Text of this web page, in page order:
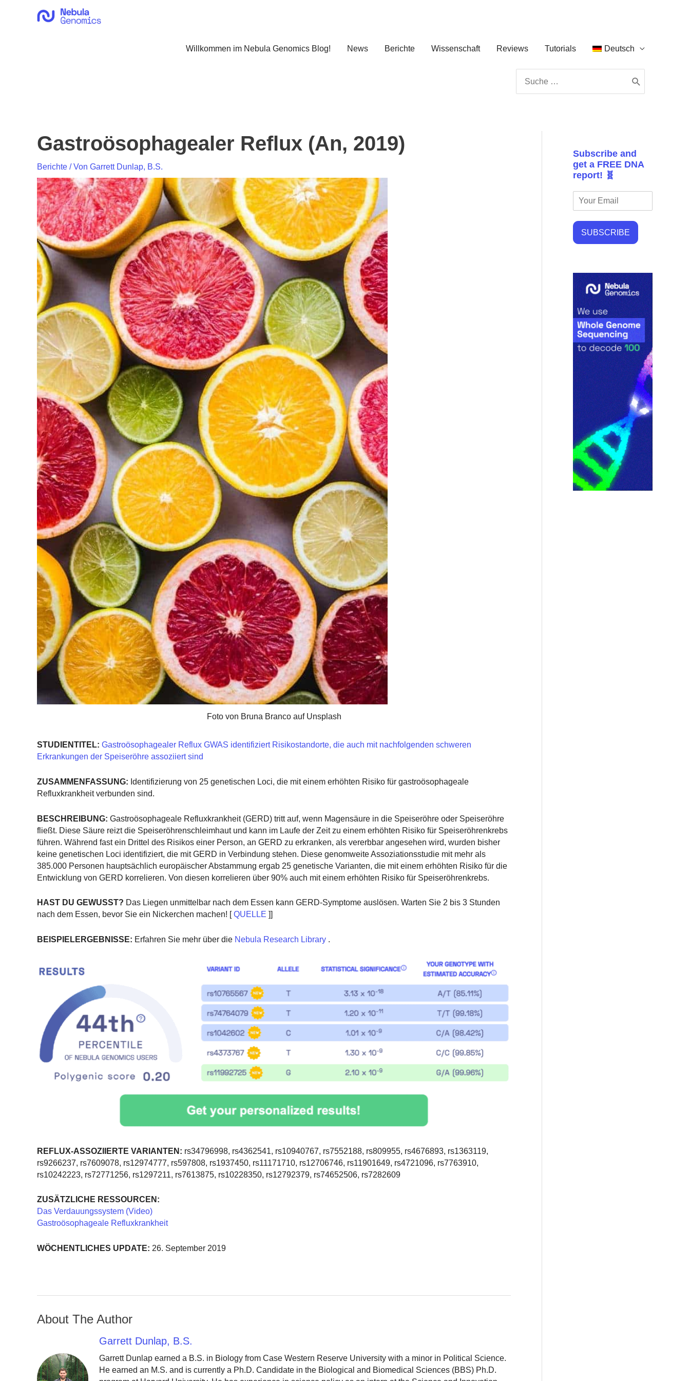
Willkommen im Nebula Genomics Blog! News Berichte Wissenschaft Reviews Tutorials Deutsch
for:
Gastroösophagealer Reflux (An, 2019)
Berichte / Von Garrett Dunlap, B.S.
Foto von Bruna Branco auf Unsplash
STUDIENTITEL: Gastroösophagealer Reflux GWAS identifiziert Risikostandorte, die auch mit nachfolgenden schweren
Erkrankungen der Speiseröhre assoziiert sind
ZUSAMMENFASSUNG: Identifizierung von 25 genetischen Loci, die mit einem erhöhten Risiko für gastroösophageale
Refluxkrankheit verbunden sind.
BESCHREIBUNG: Gastroösophageale Refluxkrankheit (GERD) tritt auf, wenn Magensäure in die Speiseröhre oder Speiseröhre
fließt. Diese Säure reizt die Speiseröhrenschleimhaut und kann im Laufe der Zeit zu einem erhöhten Risiko für Speiseröhrenkrebs
führen. Während fast ein Drittel des Risikos einer Person, an GERD zu erkranken, als vererbbar angesehen wird, wurden bisher
keine genetischen Loci identifiziert, die mit GERD in Verbindung stehen. Diese genomweite Assoziationsstudie mit mehr als
385.000 Personen hauptsächlich europäischer Abstammung ergab 25 genetische Varianten, die mit einem erhöhten Risiko für die
Entwicklung von GERD korrelieren. Von diesen korrelieren über 90% auch mit einem erhöhten Risiko für Speiseröhrenkrebs.
HAST DU GEWUSST? Das Liegen unmittelbar nach dem Essen kann GERD-Symptome auslösen. Warten Sie 2 bis 3 Stunden
nach dem Essen, bevor Sie ein Nickerchen machen! [QUELLE ]]
BEISPIELERGEBNISSE: Erfahren Sie mehr über die Nebula Research Library .
REFLUX-ASSOZIIERTE VARIANTEN: rs34796998, rs4362541, rs10940767, rs7552188, rs809955, rs4676893, rs1363119,
rs9266237, rs7609078, rs12974777, rs597808, rs1937450, rs11171710, rs12706746, rs11901649, rs4721096, rs7763910,
rs10242223, rs72771256, rs1297211, rs7613875, rs10228350, rs12792379, rs74652506, rs7282609
ZUSÄTZLICHE RESSOURCEN:
Das Verdauungssystem (Video)
Gastroösophageale Refluxkrankheit
WÖCHENTLICHES UPDATE: 26. September 2019
About The Author
Garrett Dunlap, B.S.
Garrett Dunlap earned a B.S. in Biology from Case Western Reserve University with a minor in Political Science.
He earned an M.S. and is currently a Ph.D. Candidate in the Biological and Biomedical Sciences (BBS) Ph.D.
Subscribe and
get a FREE DNA
report! 🧬
SUBSCRIBE